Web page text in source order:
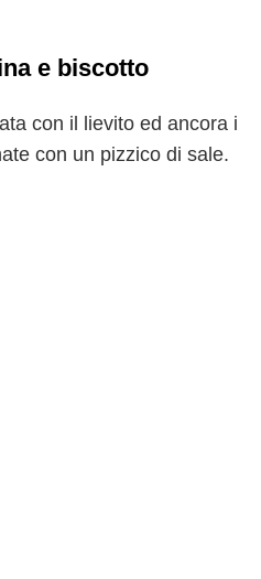
e biscotto
con il lievito ed ancora i
con un pizzico di sale.